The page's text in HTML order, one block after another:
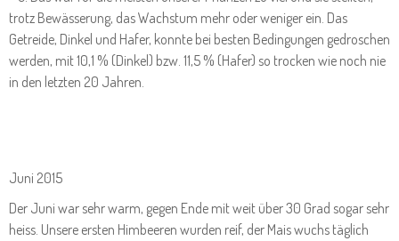
trotz Bewässerung, das Wachstum mehr oder weniger ein. Das
Getreide, Dinkel und Hafer, konnte bei besten Bedingungen gedroschen
werden, mit 10,1 % (Dinkel) bzw. 11,5 % (Hafer) so trocken wie noch nie
in den letzten 20 Jahren.
Juni 2015
Der Juni war sehr warm, gegen Ende mit weit über 30 Grad sogar sehr
heiss. Unsere ersten Himbeeren wurden reif, der Mais wuchs täglich